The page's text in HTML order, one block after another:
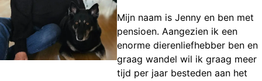
Mijn naam is Jenny en ben met
pensioen. Aangezien ik een
enorme dierenliefhebber ben en
graag wandel wil ik graag meer
tijd per jaar besteden aan het